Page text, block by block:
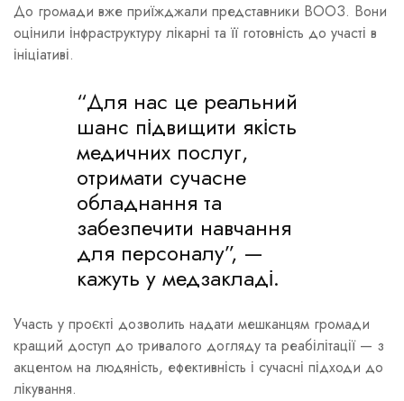
До громади вже приїжджали представники ВООЗ. Вони
оцінили інфраструктуру лікарні та її готовність до участі в
ініціативі.
“Для нас це реальний
шанс підвищити якість
медичних послуг,
отримати сучасне
обладнання та
забезпечити навчання
для персоналу”, —
кажуть у медзакладі.
Участь у проєкті дозволить надати мешканцям громади
кращий доступ до тривалого догляду та реабілітації — з
акцентом на людяність, ефективність і сучасні підходи до
лікування.